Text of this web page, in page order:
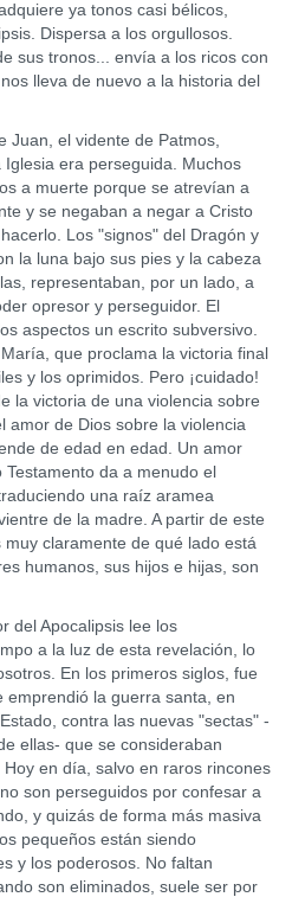
ya tonos casi bélicos,
Dispersa a los orgullosos.
sus tronos... envía a los ricos con
lleva de nuevo a la historia del
el vidente de Patmos,
era perseguida. Muchos
a muerte porque se atrevían a
y se negaban a negar a Cristo
Los "signos" del Dragón y
la luna bajo sus pies y la cabeza
representaban, por un lado, a
opresor y perseguidor. El
aspectos un escrito subversivo.
que proclama la victoria final
y los oprimidos. Pero ¡cuidado!
la victoria de una violencia sobre
amor de Dios sobre la violencia
de edad en edad. Un amor
da a menudo el
una raíz aramea
de la madre. A partir de este
claramente de qué lado está
humanos, sus hijos e hijas, son
Apocalipsis lee los
a la luz de esta revelación, lo
En los primeros siglos, fue
emprendió la guerra santa, en
contra las nuevas "sectas" -
ellas- que se consideraban
en día, salvo en raros rincones
son perseguidos por confesar a
y quizás de forma más masiva
pequeños están siendo
y los poderosos. No faltan
son eliminados, suele ser por